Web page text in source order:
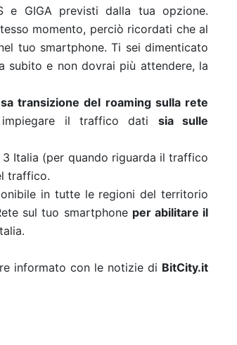
e GIGA previsti dalla tua opzione.
momento, perciò ricordati che al
tuo smartphone. Ti sei dimenticato
subito e non dovrai più attendere, la
transizione del roaming sulla rete
il traffico dati sia sulle
Italia (per quando riguarda il traffico
traffico.
in tutte le regioni del territorio
sul tuo smartphone per abilitare il
informato con le notizie di BitCity.it